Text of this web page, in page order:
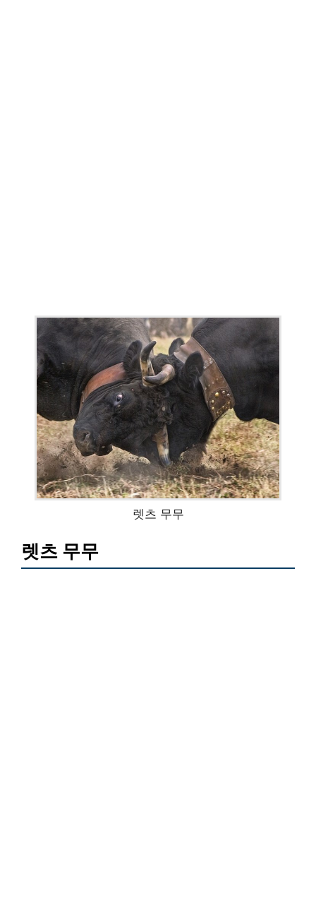
렛츠 무무
렛츠 무무